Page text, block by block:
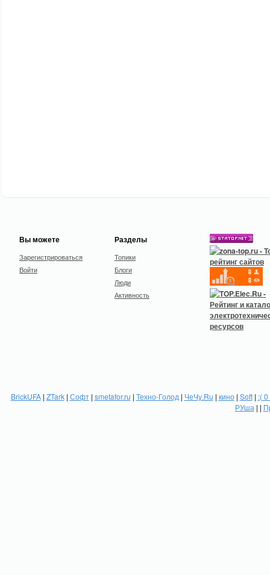
Вы можете
Зарегистрироваться
Войти
Разделы
Топики
Блоги
Люди
Активность
BrickUFA| ZTark| Софт| smetafor.ru | Техно-Голод | ЧеЧу.Ru | кино| Soft| :(
РУша | |